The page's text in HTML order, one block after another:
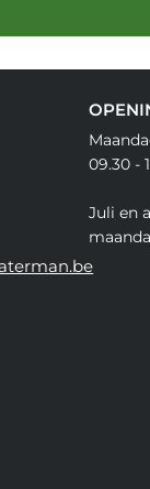
09.30 -
Juli en